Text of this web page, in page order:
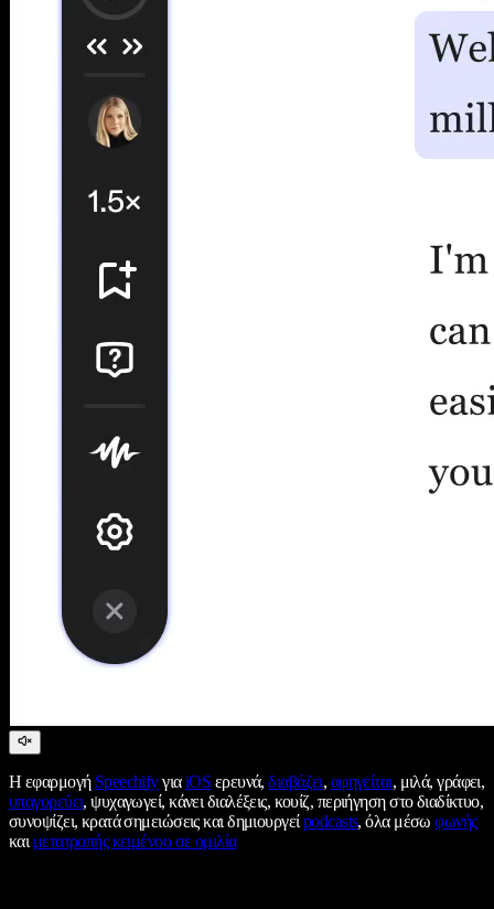
Η εφαρμογή SpeechifyγιαiOS ερευνά,διαβάζει, αφηγείται, μιλά, γράφει,
υπαγορεύει, ψυχαγωγεί, κάνει διαλέξεις, κουίζ, περιήγηση στο διαδίκτυο,
συνοψίζει, κρατά σημειώσεις και δημιουργείpodcasts, όλα μέσωφωνής
καιμετατροπής κειμένου σε ομιλία